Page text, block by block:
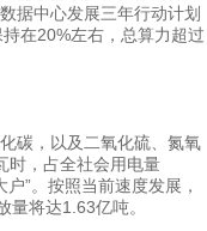
据中心发展三年行动计划
在20%左右，总算力超过
碳，以及二氧化硫、氮氧
时，占全社会用电量
”。按照当前速度发展，
将达1.63亿吨。